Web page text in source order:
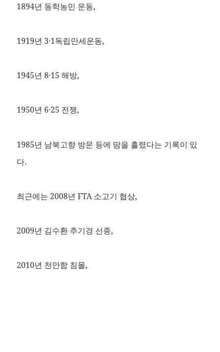
1894년 동학농민 운동,
1919년 3·1독립만세운동,
1945년 8·15 해방,
1950년 6·25 전쟁,
1985년 남북고향 방문 등에 땀을 흘렸다는 기록이 있
다.
최근에는 2008년 FTA 소고기 협상,
2009년 김수환 추기경 선종,
2010년 천안함 침몰,